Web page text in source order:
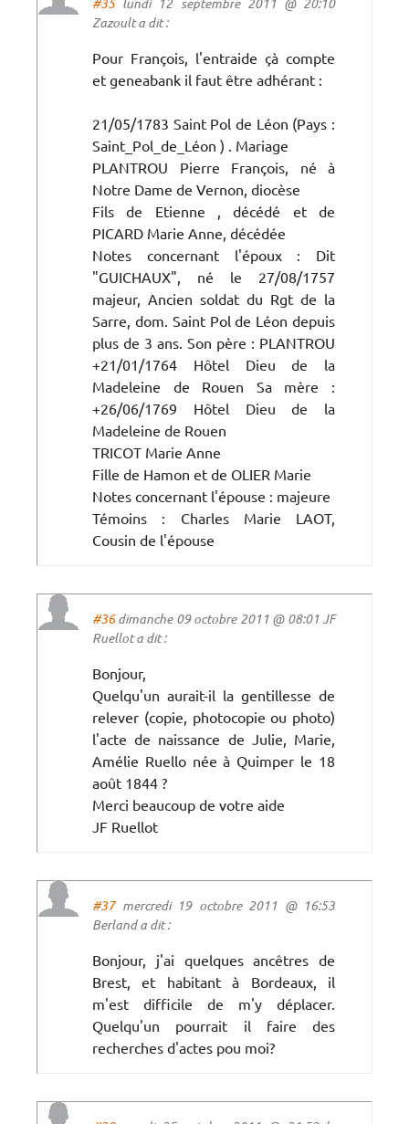
Zazoult a dit :
Pour François, l'entraide çà compte
et geneabank il faut être adhérant :
21/05/1783 Saint Pol de Léon (Pays :
Saint_Pol_de_Léon ) . Mariage
PLANTROU Pierre François, né à
Notre Dame de Vernon, diocèse
Fils de Etienne , décédé et de
PICARD Marie Anne, décédée
Notes concernant l'époux : Dit
"GUICHAUX", né le 27/08/1757
majeur, Ancien soldat du Rgt de la
Sarre, dom. Saint Pol de Léon depuis
plus de 3 ans. Son père : PLANTROU
+21/01/1764 Hôtel Dieu de la
Madeleine de Rouen Sa mère :
+26/06/1769 Hôtel Dieu de la
Madeleine de Rouen
TRICOT Marie Anne
Fille de Hamon et de OLIER Marie
Notes concernant l'épouse : majeure
Témoins : Charles Marie LAOT,
Cousin de l'épouse
#36dimanche 09 octobre 2011 @ 08:01 JF
Ruellot a dit :
Bonjour,
Quelqu'un aurait-il la gentillesse de
relever (copie, photocopie ou photo)
l'acte de naissance de Julie, Marie,
Amélie Ruello née à Quimper le 18
août 1844 ?
Merci beaucoup de votre aide
JF Ruellot
#37mercredi 19 octobre 2011 @ 16:53
Berland a dit :
Bonjour, j'ai quelques ancêtres de
Brest, et habitant à Bordeaux, il
m'est difficile de m'y déplacer.
Quelqu'un pourrait il faire des
recherches d'actes pou moi?